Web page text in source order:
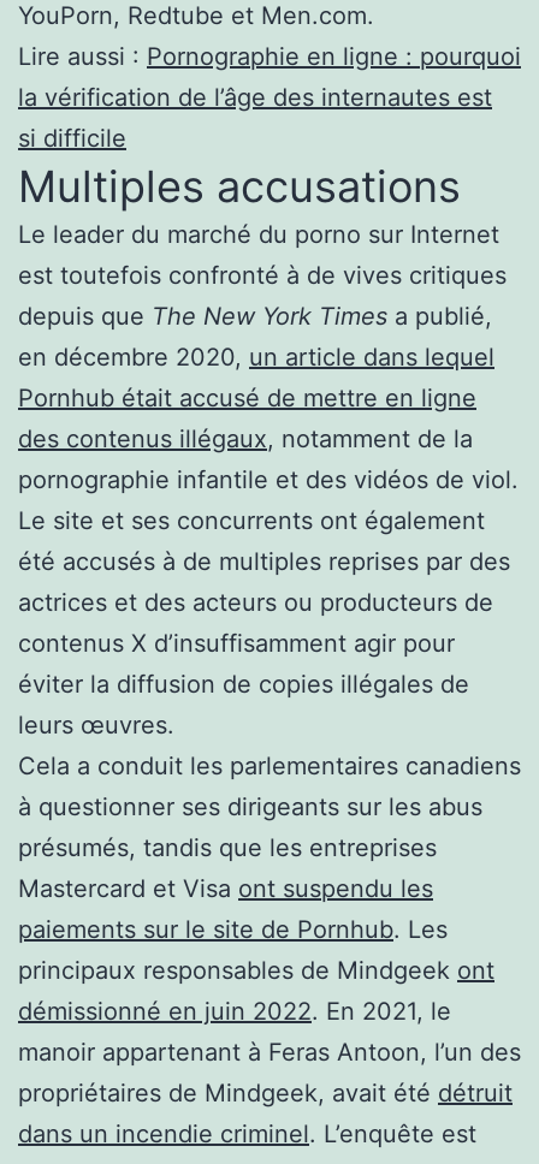
YouPorn, Redtube et Men.com.
Lire aussi : Pornographie en ligne : pourquoi
la vérification de l’âge des internautes est
si difficile
Multiples accusations
Le leader du marché du porno sur Internet
est toutefois confronté à de vives critiques
depuis que The New York Times a publié,
en décembre 2020, un article dans lequel
Pornhub était accusé de mettre en ligne
des contenus illégaux, notamment de la
pornographie infantile et des vidéos de viol.
Le site et ses concurrents ont également
été accusés à de multiples reprises par des
actrices et des acteurs ou producteurs de
contenus X d’insuffisamment agir pour
éviter la diffusion de copies illégales de
leurs œuvres.
Cela a conduit les parlementaires canadiens
à questionner ses dirigeants sur les abus
présumés, tandis que les entreprises
Mastercard et Visa ont suspendu les
paiements sur le site de Pornhub. Les
principaux responsables de Mindgeek ont
démissionné en juin 2022. En 2021, le
manoir appartenant à Feras Antoon, l’un des
propriétaires de Mindgeek, avait été détruit
dans un incendie criminel. L’enquête est